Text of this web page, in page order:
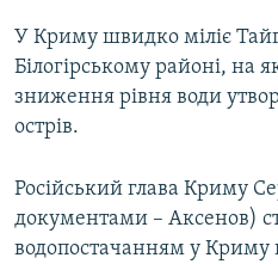
У Криму швидко міліє
Білогірському районі, на
зниження рівня води
острів.
Російський глава Криму
документами – Аксенов)
водопостачанням у Криму